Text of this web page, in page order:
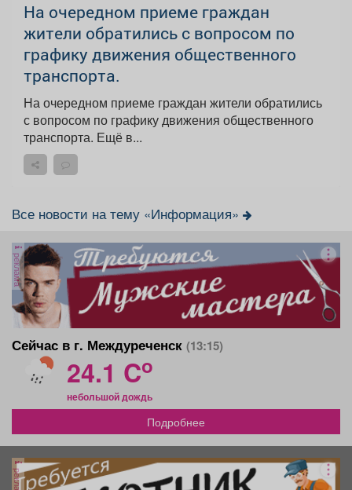
На очередном приеме граждан
жители обратились с вопросом по
графику движения общественного
транспорта.
На очередном приеме граждан жители обратились
с вопросом по графику движения общественного
транспорта. Ещё в...
Все новости на тему «Информация»
реклама
Сейчас в г. Междуреченск (13:15)
24.1 Co
небольшой дождь
Подробнее